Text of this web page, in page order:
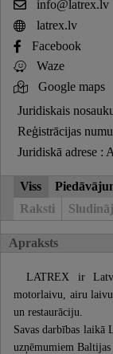
info@latrex.lv
latrex.lv
Facebook
Waze
Google maps
Juridiskais
Reģistrācijas
Juridiskā adrese :
Viss
Raksti
Apraksts
LATREX ir
motorlaivu, airu
un restaurāciju.
Savas darbības
uzņēmumiem Baltijas